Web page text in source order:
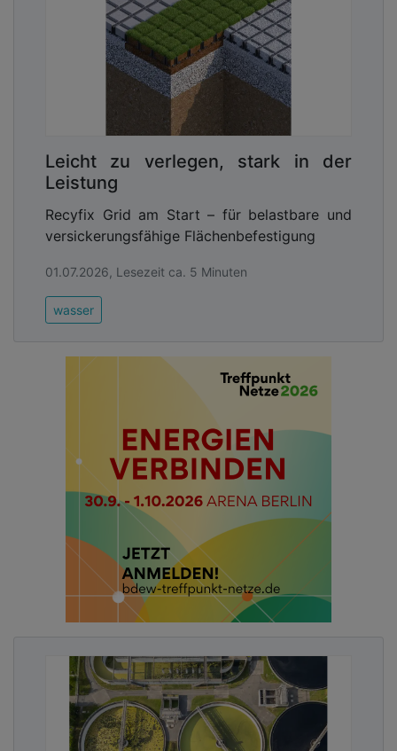
Leicht zu verlegen, stark in der
Leistung
Recyfix Grid am Start – für belastbare und
versickerungsfähige Flächenbefestigung
01.07.2026, Lesezeit ca. 5 Minuten
wasser